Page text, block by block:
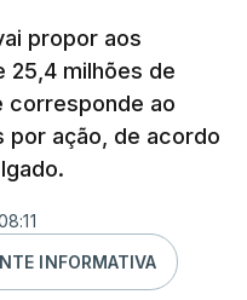
propor aos
25,4 milhões de
corresponde ao
por ação, de acordo
INFORMATIVA